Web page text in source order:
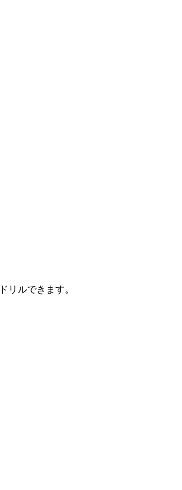
リルできます。